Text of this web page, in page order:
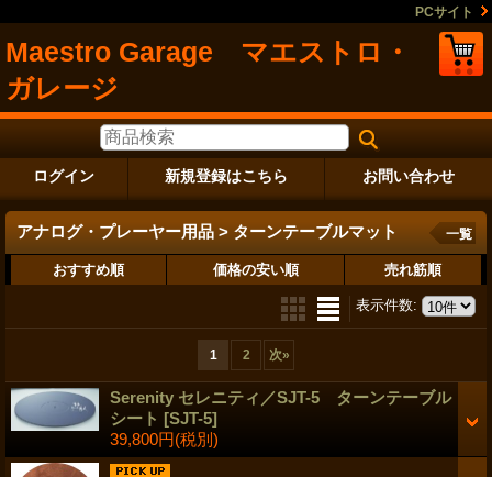
PCサイト
Maestro Garage マエストロ・
ガレージ
ログイン 新規登録はこちら お問い合わせ
アナログ・プレーヤー用品 > ターンテーブルマット 一覧
おすすめ順 価格の安い順 売れ筋順
表示件数:
1 2 次»
Serenity セレニティ／SJT-5 ターンテーブル
シート [SJT-5]
39,800円(税別)